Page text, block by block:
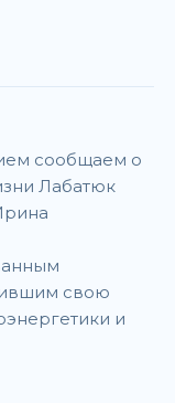
сообщаем о
Лабатюк
свою
и